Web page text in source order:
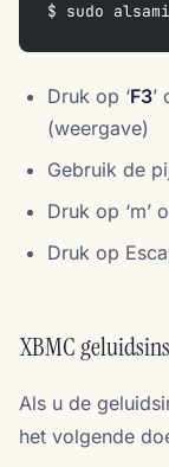
$ sudo
Druk op ‘F3’
(weergave)
Gebruik de
Druk op ‘m’
Druk op
XBMC
Als u de
het volgende